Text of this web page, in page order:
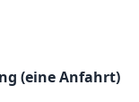
(eine Anfahrt)